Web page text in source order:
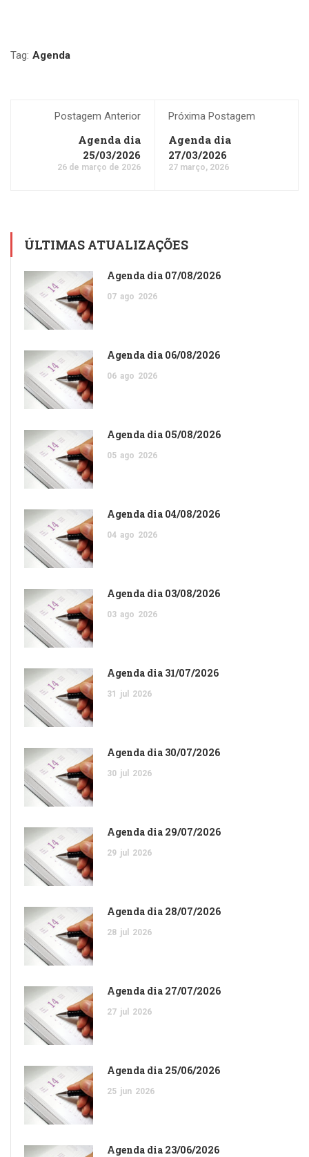
Tag: Agenda
Postagem Anterior
Agenda dia
25/03/2026
26 de março de 2026
Próxima Postagem
Agenda dia
27/03/2026
27 março, 2026
ÚLTIMAS ATUALIZAÇÕES
Agenda dia 07/08/2026
07 ago 2026
Agenda dia 06/08/2026
06 ago 2026
Agenda dia 05/08/2026
05 ago 2026
Agenda dia 04/08/2026
04 ago 2026
Agenda dia 03/08/2026
03 ago 2026
Agenda dia 31/07/2026
31 jul 2026
Agenda dia 30/07/2026
30 jul 2026
Agenda dia 29/07/2026
29 jul 2026
Agenda dia 28/07/2026
28 jul 2026
Agenda dia 27/07/2026
27 jul 2026
Agenda dia 25/06/2026
25 jun 2026
Agenda dia 23/06/2026